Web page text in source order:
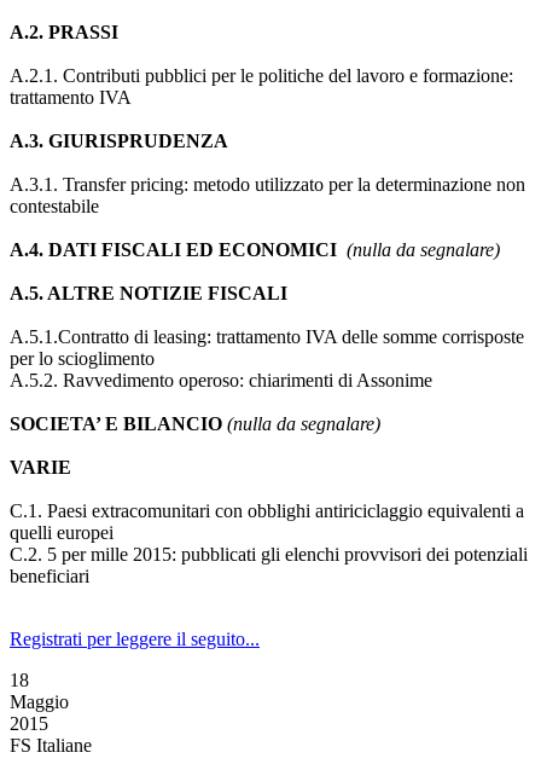
A.2. PRASSI
A.2.1. Contributi pubblici per le politiche del lavoro e formazione:
trattamento IVA
A.3. GIURISPRUDENZA
A.3.1. Transfer pricing: metodo utilizzato per la determinazione non
contestabile
A.4. DATI FISCALI ED ECONOMICI (nulla da segnalare)
A.5. ALTRE NOTIZIE FISCALI
A.5.1.Contratto di leasing: trattamento IVA delle somme corrisposte
per lo scioglimento
A.5.2. Ravvedimento operoso: chiarimenti di Assonime
SOCIETA’ E BILANCIO (nulla da segnalare)
VARIE
C.1. Paesi extracomunitari con obblighi antiriciclaggio equivalenti a
quelli europei
C.2. 5 per mille 2015: pubblicati gli elenchi provvisori dei potenziali
beneficiari
Registrati per leggere il seguito...
18
Maggio
2015
FS Italiane